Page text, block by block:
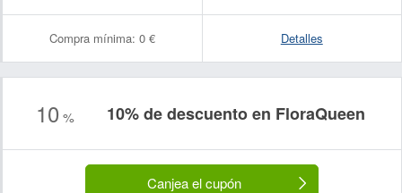
Compra mínima: 0 € Detalles
10 % 10% de descuento en FloraQueen
Canjea el cupón